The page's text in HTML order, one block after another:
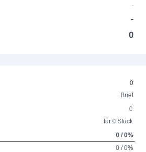
-
-
0
0
Brief
0
für 0 Stück
0 / 0%
0 / 0%